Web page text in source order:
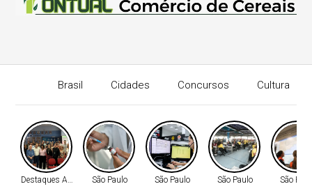
Brasil Cidades Concursos Cultura
Destaques AMM São Paulo São Paulo São Paulo São